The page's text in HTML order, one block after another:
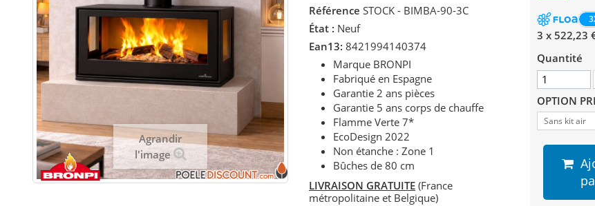
Agrandir
l'image
Référence STOCK - BIMBA-90-3C
État : Neuf
Ean13: 8421994140374
Marque BRONPI
Fabriqué en Espagne
Garantie 2 ans pièces
Garantie 5 ans corps de chauffe
Flamme Verte 7*
EcoDesign 2022
Non étanche : Zone 1
Bûches de 80 cm
LIVRAISON GRATUITE (France
métropolitaine et Belgique)
3 x 522,23
Quantité
OPTION
Sans kit air